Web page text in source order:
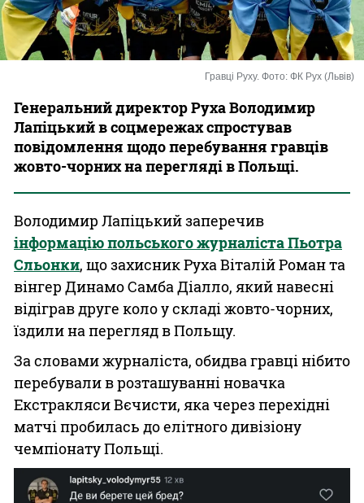
Гравці Руху. Фото: ФК Рух (Львів)
Генеральний директор Руха Володимир
Лапіцький в соцмережах спростував
повідомлення щодо перебування гравців
жовто-чорних на перегляді в Польщі.
Володимир Лапіцький заперечив
інформацію польського журналіста Пьотра
Сльонки, що захисник Руха Віталій Роман та
вінгер Динамо Самба Діалло, який навесні
відіграв друге коло у складі жовто-чорних,
їздили на перегляд в Польщу.
За словами журналіста, обидва гравці нібито
перебували в розташуванні новачка
Екстракляси Вєчисти, яка через перехідні
матчі пробилась до елітного дивізіону
чемпіонату Польщі.